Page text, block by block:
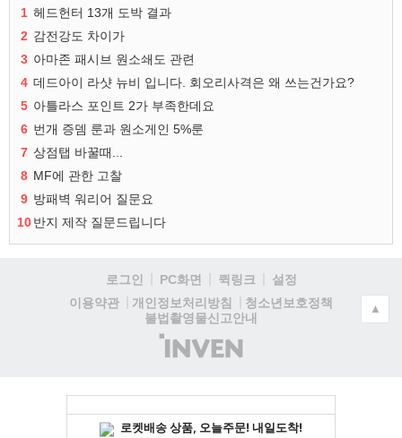
1 헤드헌터 13개 도박 결과
2 감전강도 차이가
3 아마존 패시브 원소쇄도 관련
4 데드아이 라샷 뉴비 입니다. 회오리사격은 왜 쓰는건가요?
5 아틀라스 포인트 2가 부족한데요
6 번개 증뎀 룬과 원소게인 5%룬
7 상점탭 바꿀때...
8 MF에 관한 고찰
9 방패벽 워리어 질문요
10반지 제작 질문드립니다
로그인 PC화면 퀵링크
설정
이용약관
개인정보처리방침
청소년보호정책
불법촬영물신고안내
(주)
인
▲